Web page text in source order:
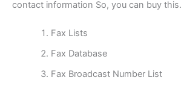
contact information So, you can buy this.
Fax Lists
Fax Database
Fax Broadcast Number List